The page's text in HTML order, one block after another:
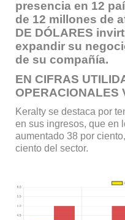
presencia en 12
de 12 millones de
DE DÓLARES
expandir su
de su compañía.
EN CIFRAS
OPERACIONALES
Keralty se destaca por
en sus ingresos, que en
aumentado 38 por
ciento del sector.